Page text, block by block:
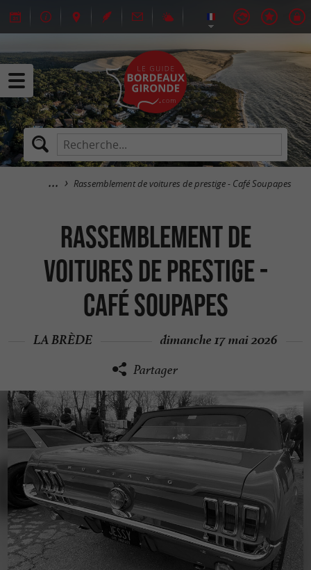
Rassemblement de voitures de prestige - Café Soupapes
Rassemblement de
voitures de prestige -
Café Soupapes
LA BRÈDE dimanche 17 mai 2026
Partager